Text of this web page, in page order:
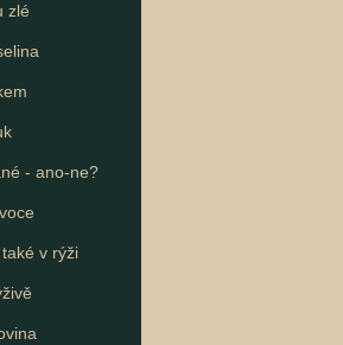
zlé
- ano-ne?
v rýži